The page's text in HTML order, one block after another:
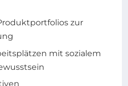
zur
mit sozialem